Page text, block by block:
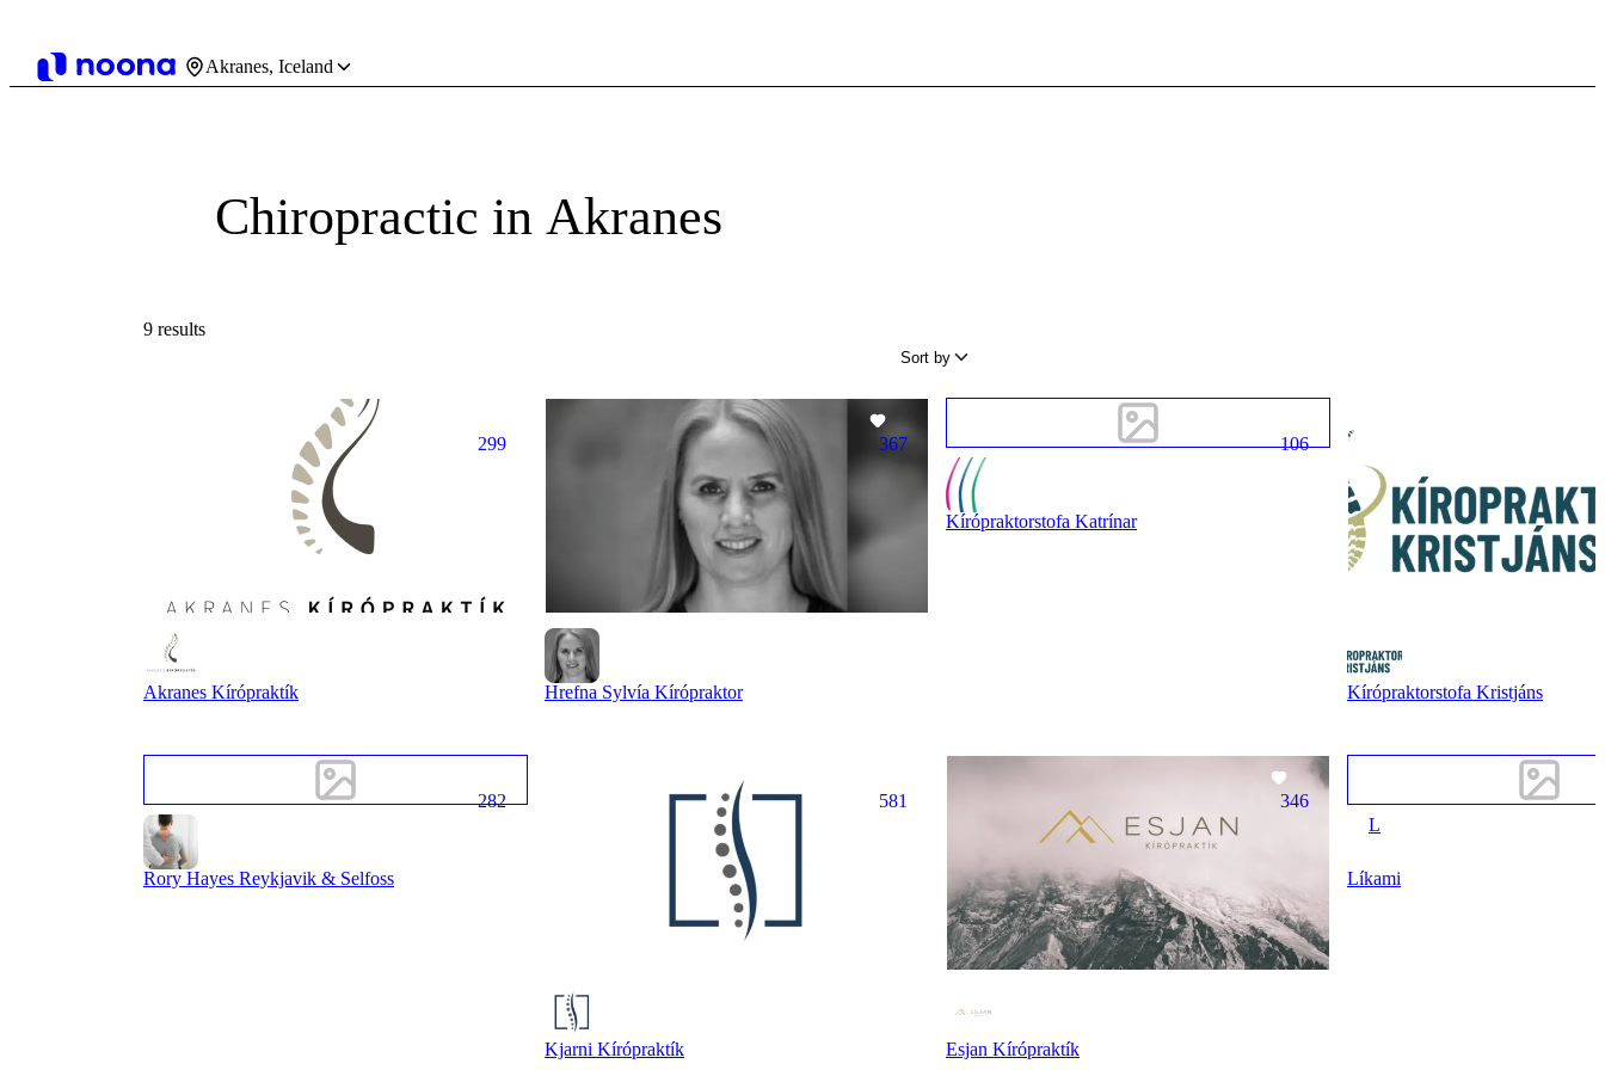
Akranes, Iceland
Chiropractic in Akranes
9 results
Sort by
299
Akranes Kírópraktík
367
Hrefna Sylvía Kírópraktor
106
Kírópraktorstofa Katrínar
Kírópraktorstofa Kristjáns
282
Rory Hayes Reykjavik & Selfoss
581
Kjarni Kírópraktík
346
Esjan Kírópraktík
L
Líkami